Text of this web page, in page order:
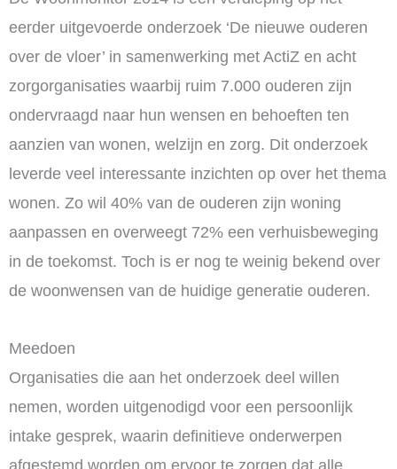
eerder uitgevoerde onderzoek ‘De nieuwe ouderen
over de vloer’ in samenwerking met ActiZ en acht
zorgorganisaties waarbij ruim 7.000 ouderen zijn
ondervraagd naar hun wensen en behoeften ten
aanzien van wonen, welzijn en zorg. Dit onderzoek
leverde veel interessante inzichten op over het thema
wonen. Zo wil 40% van de ouderen zijn woning
aanpassen en overweegt 72% een verhuisbeweging
in de toekomst. Toch is er nog te weinig bekend over
de woonwensen van de huidige generatie ouderen.
Meedoen
Organisaties die aan het onderzoek deel willen
nemen, worden uitgenodigd voor een persoonlijk
intake gesprek, waarin definitieve onderwerpen
afgestemd worden om ervoor te zorgen dat alle